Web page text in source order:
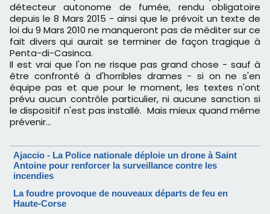
détecteur autonome de fumée, rendu obligatoire
depuis le 8 Mars 2015 - ainsi que le prévoit un texte de
loi du 9 Mars 2010 ne manqueront pas de méditer sur ce
fait divers qui aurait se terminer de façon tragique à
Penta-di-Casinca.
Il est vrai que l'on ne risque pas grand chose - sauf à
être confronté à d'horribles drames - si on ne s'en
équipe pas et que pour le moment, les textes n'ont
prévu aucun contrôle particulier, ni aucune sanction si
le dispositif n'est pas installé. Mais mieux quand même
prévenir…
Ajaccio - La Police nationale déploie un drone à Saint
Antoine pour renforcer la surveillance contre les
incendies
La foudre provoque de nouveaux départs de feu en
Haute-Corse